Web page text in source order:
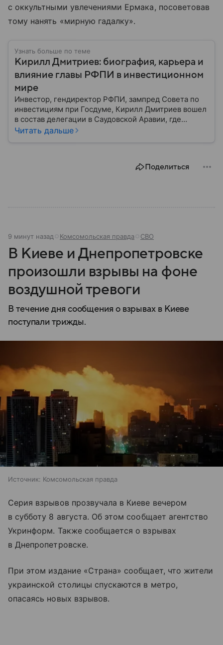
с оккультными увлечениями Ермака, посоветовав
тому нанять «мирную гадалку».
Узнать больше по теме
Кирилл Дмитриев: биография, карьера и
влияние главы РФПИ в инвестиционном
мире
Инвестор, гендиректор РФПИ, зампред Совета по
инвестициям при Госдуме, Кирилл Дмитриев вошел
в состав делегации в Саудовской Аравии, где
прошли переговоры представителей США и России.
Читать дальше
Поделиться
9 минут назад Комсомольская правда СВО
В Киеве и Днепропетровске
произошли взрывы на фоне
воздушной тревоги
В течение дня сообщения о взрывах в Киеве
поступали трижды.
Источник: Комсомольская правда
Серия взрывов прозвучала в Киеве вечером
в субботу 8 августа. Об этом сообщает агентство
Укринформ. Также сообщается о взрывах
в Днепропетровске.
При этом издание «Страна» сообщает, что жители
украинской столицы спускаются в метро,
опасаясь новых взрывов.